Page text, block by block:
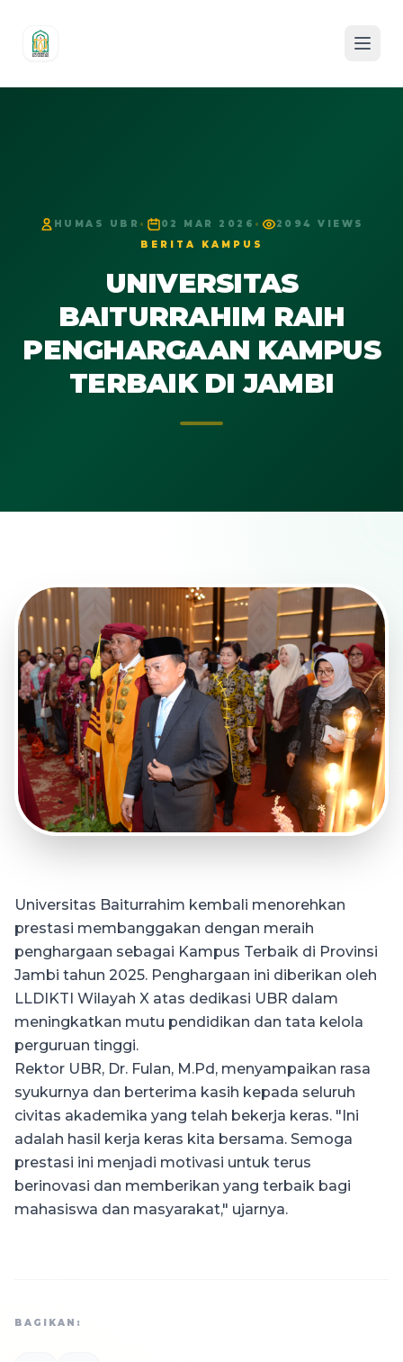
HUMAS UBR • 02 MAR 2026 •
2094 VIEWS
BERITA KAMPUS
UNIVERSITAS
BAITURRAHIM RAIH
PENGHARGAAN KAMPUS
TERBAIK DI JAMBI
Universitas Baiturrahim kembali menorehkan
prestasi membanggakan dengan meraih
penghargaan sebagai Kampus Terbaik di Provinsi
Jambi tahun 2025. Penghargaan ini diberikan oleh
LLDIKTI Wilayah X atas dedikasi UBR dalam
meningkatkan mutu pendidikan dan tata kelola
perguruan tinggi.
Rektor UBR, Dr. Fulan, M.Pd, menyampaikan rasa
syukurnya dan berterima kasih kepada seluruh
civitas akademika yang telah bekerja keras. "Ini
adalah hasil kerja keras kita bersama. Semoga
prestasi ini menjadi motivasi untuk terus
berinovasi dan memberikan yang terbaik bagi
mahasiswa dan masyarakat," ujarnya.
BAGIKAN: